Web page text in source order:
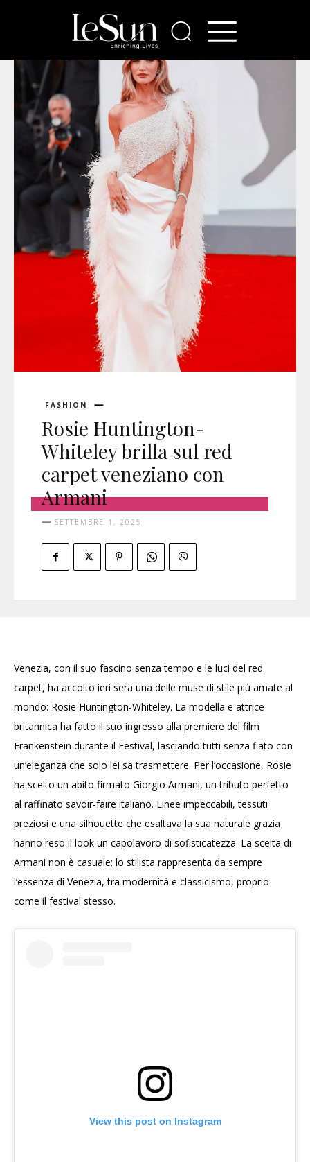
FASHION
Rosie Huntington-
Whiteley brilla sul red
carpet veneziano con
Armani
SETTEMBRE 1, 2025
Venezia, con il suo fascino senza tempo e le luci del red
carpet, ha accolto ieri sera una delle muse di stile più amate al
mondo: Rosie Huntington-Whiteley. La modella e attrice
britannica ha fatto il suo ingresso alla premiere del film
Frankenstein durante il Festival, lasciando tutti senza fiato con
un’eleganza che solo lei sa trasmettere. Per l’occasione, Rosie
ha scelto un abito firmato Giorgio Armani, un tributo perfetto
al raffinato savoir-faire italiano. Linee impeccabili, tessuti
preziosi e una silhouette che esaltava la sua naturale grazia
hanno reso il look un capolavoro di sofisticatezza. La scelta di
Armani non è casuale: lo stilista rappresenta da sempre
l’essenza di Venezia, tra modernità e classicismo, proprio
come il festival stesso.
View this post on Instagram